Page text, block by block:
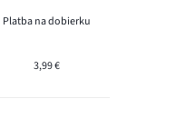
Platba na dobierku
3,99 €